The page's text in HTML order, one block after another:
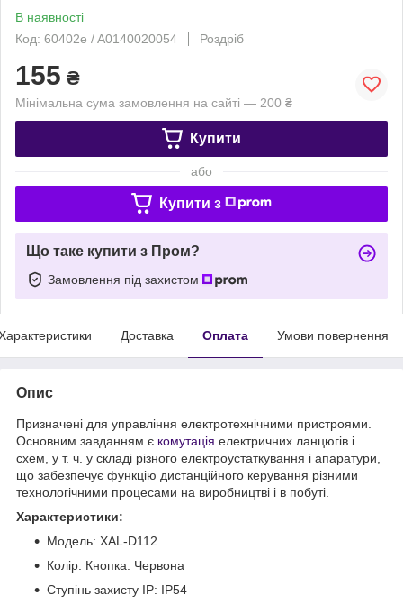
В наявності
Код: 60402e / A0140020054
Роздріб
155 ₴
Мінімальна сума замовлення на сайті — 200 ₴
Купити
або
Купити з
Що таке купити з Пром?
Замовлення під захистом
Доставка Оплата Умови повернення
Опис
Призначені для управління електротехнічними пристроями.
Основним завданням є комутація електричних ланцюгів і
схем, у т. ч. у складі різного електроустаткування і апаратури,
що забезпечує функцію дистанційного керування різними
технологічними процесами на виробництві і в побуті.
Характеристики:
Модель: XAL-D112
Колір: Кнопка: Червона
Ступінь захисту IP: IP54